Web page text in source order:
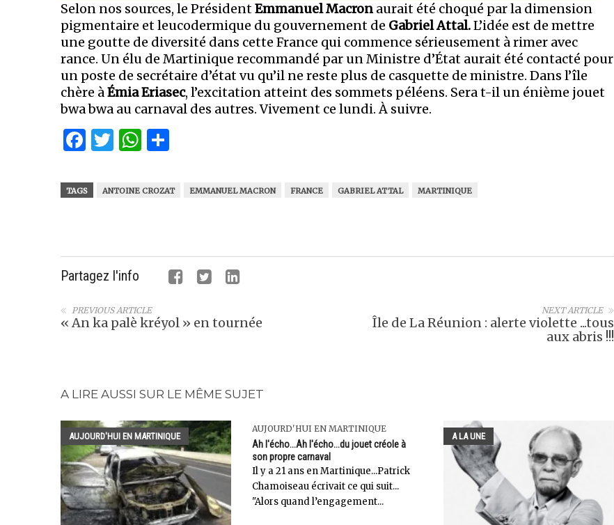
Selon nos sources, le PrésidentEmmanuel Macron aurait été choqué par la dimension
pigmentaire et leucodermique du gouvernement de Gabriel Attal.L’idée est de mettre
une goutte de diversité dans cette France qui commence sérieusement à rimer avec
rance. Un élu de Martinique recommandé par un Ministre d’État aurait été contacté pour
un poste de secrétaire d’état vu qu’il ne reste plus de casquette de ministre. Dans l’île
chère àÉmia Eriasec, l’excitation atteint des sommets péléens. Sera t-il un énième jouet
bwa bwa au carnaval des autres. Vivement ce lundi. À suivre.
Facebook
Twitter
WhatsApp
TAGS ANTOINE CROZAT EMMANUEL MACRON FRANCE GABRIEL ATTAL MARTINIQUE
Partagez l'info
NEXT ARTICLE
Île de La Réunion : alerte violette ...tous
aux abris !!!
PREVIOUS ARTICLE
« An ka palè kréyol » en tournée
A LIRE AUSSI SUR LE MÊME SUJET
AUJOURD'HUI EN MARTINIQUE
AUJOURD'HUI EN MARTINIQUE
Ah l'écho...Ah l'écho...du jouet créole à
son propre carnaval
Il y a 21 ans en Martinique...Patrick
Chamoiseau écrivait ce qui suit...
"Alors quand l’engagement...
A LA UNE